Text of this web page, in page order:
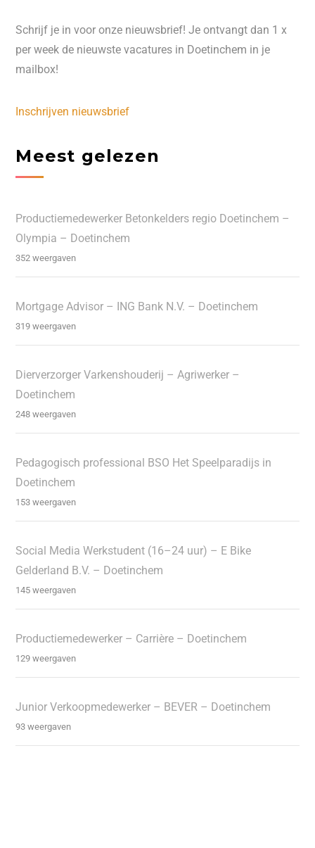
Schrijf je in voor onze nieuwsbrief! Je ontvangt dan 1 x
per week de nieuwste vacatures in Doetinchem in je
mailbox!
Inschrijven nieuwsbrief
Meest gelezen
Productiemedewerker Betonkelders regio Doetinchem –
Olympia – Doetinchem
352 weergaven
Mortgage Advisor – ING Bank N.V. – Doetinchem
319 weergaven
Dierverzorger Varkenshouderij – Agriwerker –
Doetinchem
248 weergaven
Pedagogisch professional BSO Het Speelparadijs in
Doetinchem
153 weergaven
Social Media Werkstudent (16–24 uur) – E Bike
Gelderland B.V. – Doetinchem
145 weergaven
Productiemedewerker – Carrière – Doetinchem
129 weergaven
Junior Verkoopmedewerker – BEVER – Doetinchem
93 weergaven